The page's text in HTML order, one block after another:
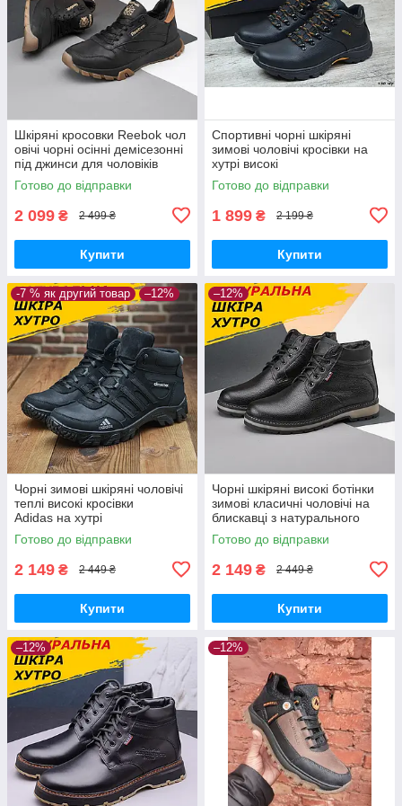
Шкіряні кросовки Reebok чол
овічі чорні осінні демісезонні
під джинси для чоловіків
Готово до відправки
2 099 ₴ 2 499 ₴
Купити
Спортивні чорні шкіряні
зимові чоловічі кросівки на
хутрі високі
Готово до відправки
1 899 ₴ 2 199 ₴
Купити
-7 % як другий товар –12%
Чорні зимові шкіряні чоловічі
теплі високі кросівки
Adidas на хутрі
Готово до відправки
2 149 ₴ 2 449 ₴
Купити
–12%
Чорні шкіряні високі ботінки
зимові класичні чоловічі на
блискавці з натурального
хутра
Готово до відправки
2 149 ₴ 2 449 ₴
Купити
–12% –12%